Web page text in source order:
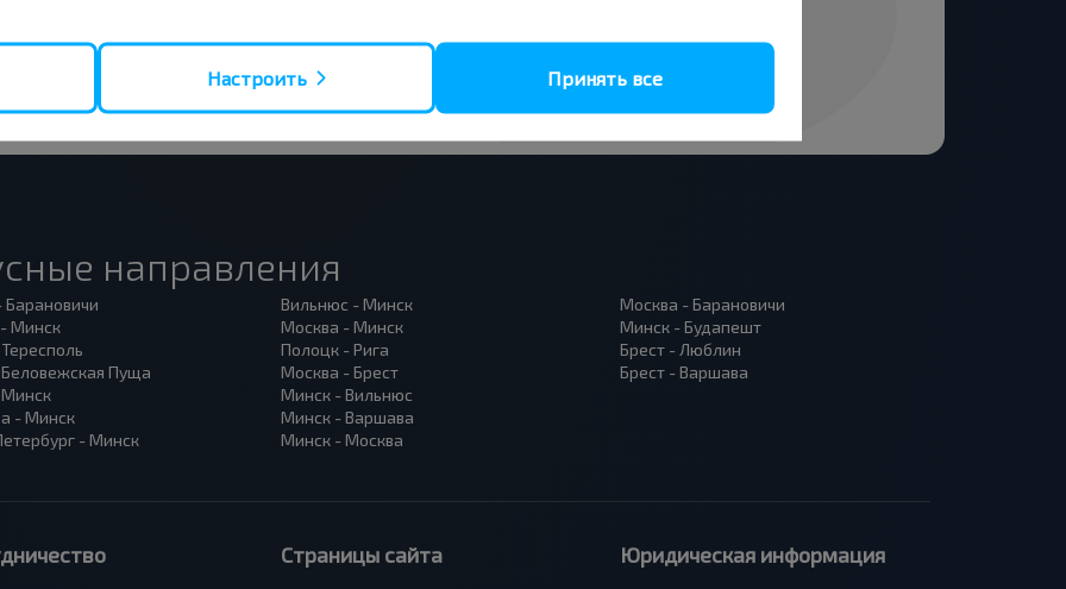
направления
Минск
Пуща
- Минск
- Минск
Вильнюс - Минск
Москва - Минск
Полоцк - Рига
Москва - Брест
Минск - Вильнюс
Минск - Варшава
Минск - Москва
Москва - Барановичи
Минск - Будапешт
Брест - Люблин
Брест - Варшава
Страницы сайта Юридическая информация
Настроить Принять все